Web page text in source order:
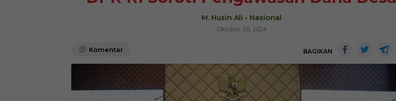
M. Husin Ali - Nasional
Oktober 30, 2024
Komentar BAGIKAN